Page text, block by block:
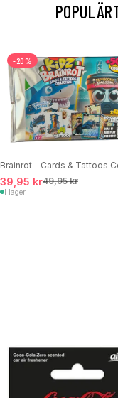
-20%
Brainrot - Cards & Tattoos
39,95 kr49,95 kr
I lager